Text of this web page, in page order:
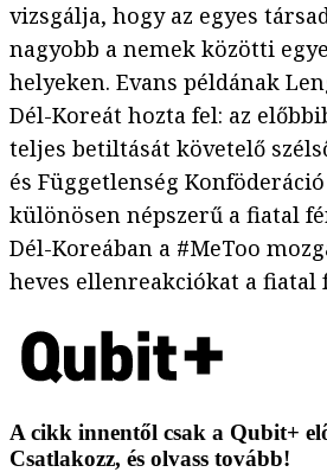
vizsgálja, hogy az egyes
nagyobb a nemek közötti
helyeken. Evans példának
Dél-Koreát hozta fel: az
teljes betiltását követelő
és Függetlenség
különösen népszerű a fiatal
Dél-Koreában a #MeToo
heves ellenreakciókat a fiatal
A cikk innentől csak a Qubit+
Csatlakozz, és olvass tovább!